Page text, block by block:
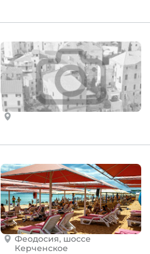
Феодосия, шоссе
Керченское